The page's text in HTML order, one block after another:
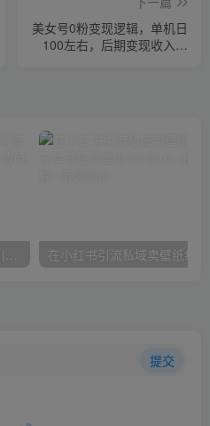
美女号0粉变现逻辑，单机日
100左右，后期变现收入翻
倍无止境
价值五千，小红书无限收藏引流创业粉，附采集协议【揭秘】